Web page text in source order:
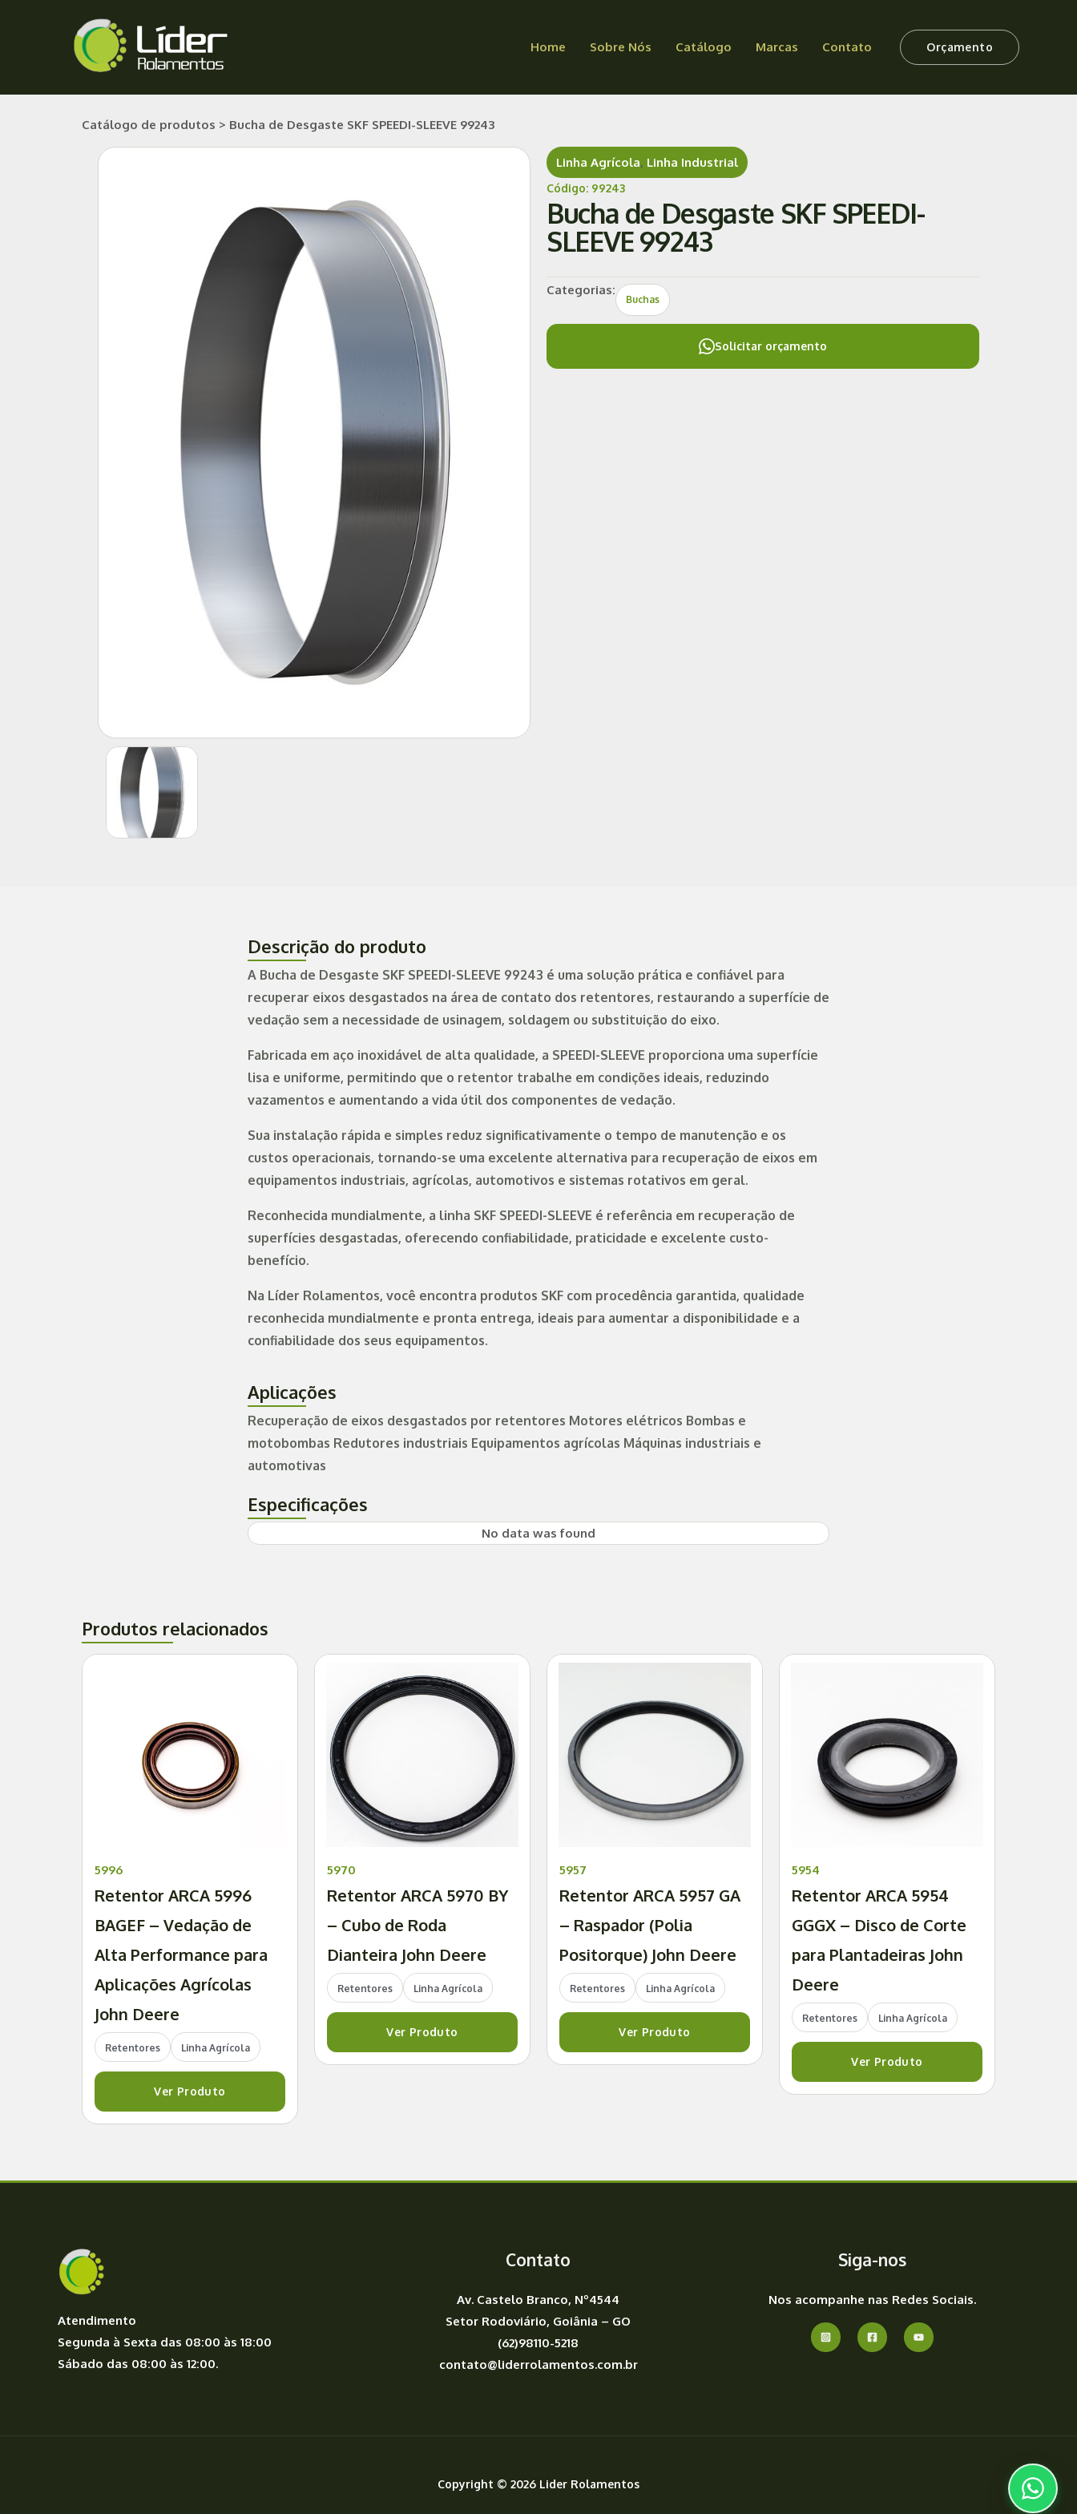
Home Sobre Nós Catálogo Marcas Contato Orçamento
Catálogo de produtos > Bucha de Desgaste SKF SPEEDI-SLEEVE 99243
Linha Agrícola, Linha Industrial
Código: 99243
Bucha de Desgaste SKF SPEEDI-
SLEEVE 99243
Categorias:
Buchas
Solicitar orçamento
Descrição do produto
A Bucha de Desgaste SKF SPEEDI-SLEEVE 99243 é uma solução prática e confiável para
recuperar eixos desgastados na área de contato dos retentores, restaurando a superfície de
vedação sem a necessidade de usinagem, soldagem ou substituição do eixo.
Fabricada em aço inoxidável de alta qualidade, a SPEEDI-SLEEVE proporciona uma superfície
lisa e uniforme, permitindo que o retentor trabalhe em condições ideais, reduzindo
vazamentos e aumentando a vida útil dos componentes de vedação.
Sua instalação rápida e simples reduz significativamente o tempo de manutenção e os
custos operacionais, tornando-se uma excelente alternativa para recuperação de eixos em
equipamentos industriais, agrícolas, automotivos e sistemas rotativos em geral.
Reconhecida mundialmente, a linha SKF SPEEDI-SLEEVE é referência em recuperação de
superfícies desgastadas, oferecendo confiabilidade, praticidade e excelente custo-
benefício.
Na Líder Rolamentos, você encontra produtos SKF com procedência garantida, qualidade
reconhecida mundialmente e pronta entrega, ideais para aumentar a disponibilidade e a
confiabilidade dos seus equipamentos.
Aplicações
Recuperação de eixos desgastados por retentores Motores elétricos Bombas e
motobombas Redutores industriais Equipamentos agrícolas Máquinas industriais e
automotivas
Especificações
No data was found
Produtos relacionados
5996
Retentor ARCA 5996
BAGEF – Vedação de
Alta Performance para
Aplicações Agrícolas
John Deere
Retentores Linha Agrícola
Ver Produto
5970
Retentor ARCA 5970 BY
– Cubo de Roda
Dianteira John Deere
Retentores Linha Agrícola
Ver Produto
5957
Retentor ARCA 5957 GA
– Raspador (Polia
Positorque) John Deere
Retentores Linha Agrícola
Ver Produto
5954
Retentor ARCA 5954
GGGX – Disco de Corte
para Plantadeiras John
Deere
Retentores Linha Agrícola
Ver Produto
Atendimento
Segunda à Sexta das 08:00 às 18:00
Sábado das 08:00 às 12:00.
Contato
Av. Castelo Branco, Nº4544
Setor Rodoviário, Goiânia – GO
(62)98110-5218
contato@liderrolamentos.com.br
Siga-nos
Nos acompanhe nas Redes Sociais.
Copyright © 2026 Lider Rolamentos